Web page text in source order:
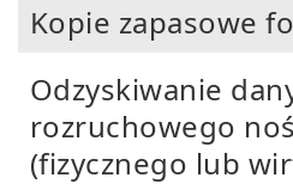
Kopie zapasowe
Odzyskiwanie
rozruchowego
(fizycznego lub